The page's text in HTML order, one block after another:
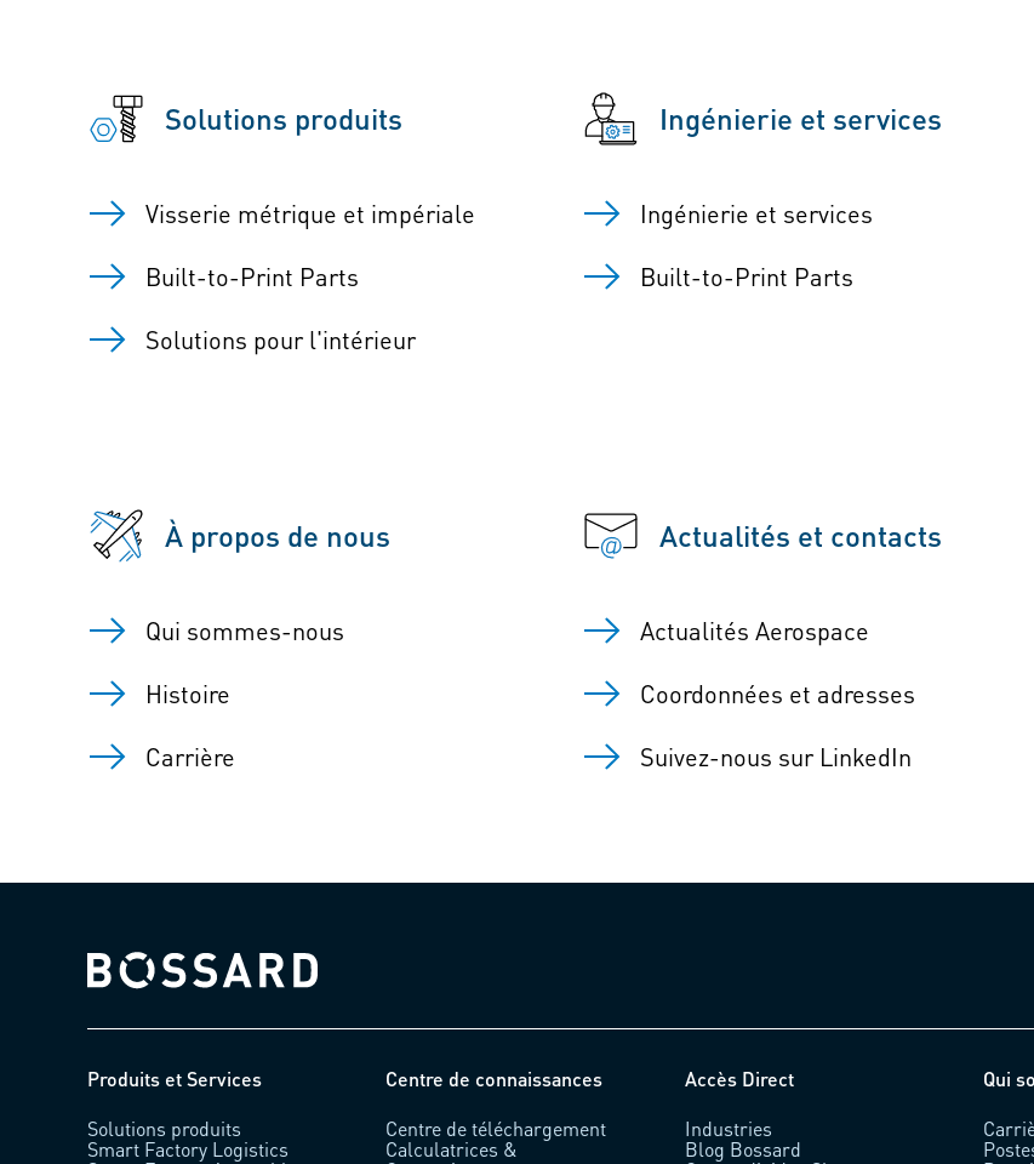
Solutions produits
Visserie métrique et impériale
Built-to-Print Parts
Solutions pour l'intérieur
Ingénierie et services
Ingénierie et services
Built-to-Print Parts
À propos de nous
Qui sommes-nous
Histoire
Carrière
Actualités et contacts
Actualités Aerospace
Coordonnées et adresses
Suivez-nous sur LinkedIn
Bossard homepage
Produits et Services
Solutions produits
Smart Factory Logistics
Centre de connaissances
Centre de téléchargement
Calculatrices &
Accès Direct
Industries
Blog Bossard
Qui